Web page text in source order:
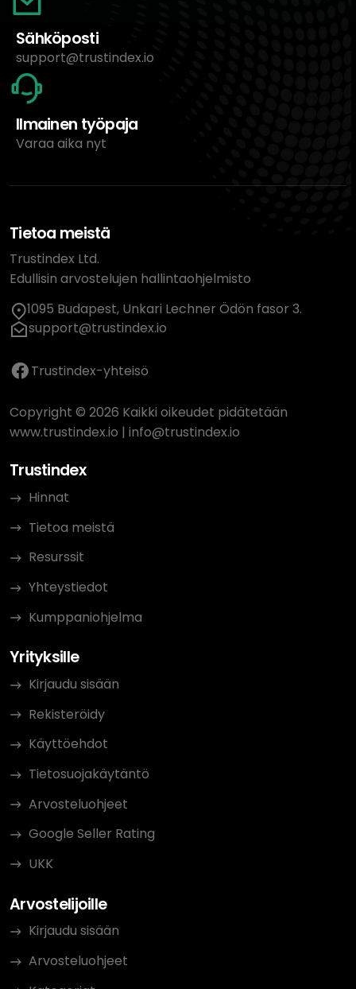
Sähköposti
support@trustindex.io
Ilmainen työpaja
Varaa aika nyt
Tietoa meistä
Trustindex Ltd.
Edullisin arvostelujen hallintaohjelmisto
1095 Budapest, Unkari Lechner Ödön fasor 3.
support@trustindex.io
Trustindex-yhteisö
Copyright © 2026 Kaikki oikeudet pidätetään
www.trustindex.io | info@trustindex.io
Trustindex
Hinnat
Tietoa meistä
Resurssit
Yhteystiedot
Kumppaniohjelma
Yrityksille
Kirjaudu sisään
Rekisteröidy
Käyttöehdot
Tietosuojakäytäntö
Arvosteluohjeet
Google Seller Rating
UKK
Arvostelijoille
Kirjaudu sisään
Arvosteluohjeet